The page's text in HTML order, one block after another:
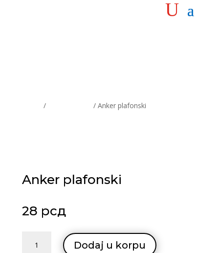
/ / Anker plafonski
Anker plafonski
28 рсд
plafonski
Dodaj u korpu